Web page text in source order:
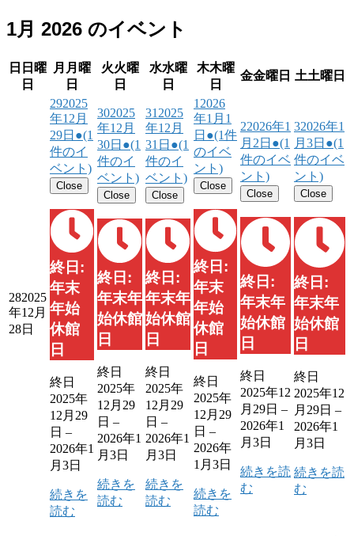
1月 2026 のイベント
日 日曜
日
月 月曜
日
火火曜
日
水水曜
日
木木曜
日
金金曜日 土土曜日
282025
年12月
28日
292025
年12月
29日 ●(1
件のイ
ベント)
Close
終日:
年末
年始
休館
日
終日
2025年
12月29
日 –
2026年1
月3日
続きを
読む
302025
年12月
30日 ●(1
件のイ
ベント)
Close
終日:
年末年
始休館
日
終日
2025年
12月29
日 –
2026年1
月3日
続きを
読む
31 2025
年12月
31日 ●(1
件のイ
ベント)
Close
終日:
年末年
始休館
日
終日
2025年
12月29
日 –
2026年1
月3日
続きを
読む
1 2026
年1月1
日 ●(1件
のイベ
ント)
Close
終日:
年末
年始
休館
日
終日
2025年
12月29
日 –
2026年
1月3日
続きを
読む
22026年1
月2日 ●(1
件のイベ
ント)
Close
終日:
年末年
始休館
日
終日
2025年12
月29日 –
2026年1
月3日
続きを読
む
32026年1
月3日 ●(1
件のイベ
ント)
Close
終日:
年末年
始休館
日
終日
2025年12
月29日 –
2026年1
月3日
続きを読
む